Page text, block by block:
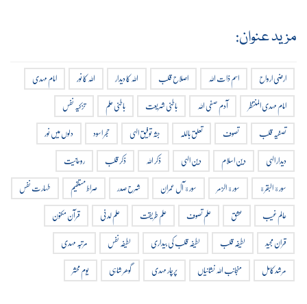
مزید عنوان:
ارضی ارواح اسم ذات اللہ اصلاح قلب اللہ کا دیدار اللہ کا نور
امام مہدی
امام مہدی المنتظر
آدم صفی اللہ باطنی شریعت باطنی علم
تزکیہ نفس
تصفیہ قلب
تصوف تعلق باللہ جثہ توفیق الہی حجر اسود
دلوں میں نور
دیدار الہی
دین اسلام دین الہی ذکر اللہ ذکر قلب
روحانیت
سورة البقرة
سورة الزمر سورة آل عمران شرح صدر صراط مستقیم
طہارت نفس
عالم غیب
عشق علم تصوف علم طریقت علم لدنی
قرآن مکنون
قران مجید
لطیفہ قلب لطیفہ قلب کی بیداری لطیفہ نفس
مرتبہ مہدی
مرشد کامل
منجانب اللہ نشانیاں پرچار مہدی گوھر شاہی یوم محشر